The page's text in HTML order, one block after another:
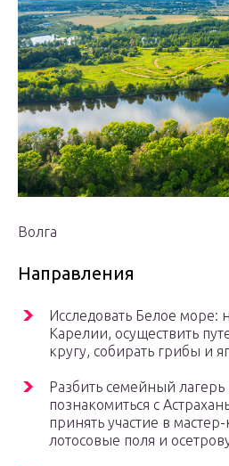
Волга
Направления
Исследовать Белое море:
Карелии, осуществить
кругу, собирать грибы и
Разбить семейный лагерь
познакомиться с
принять участие в мастер-
лотосовые поля и